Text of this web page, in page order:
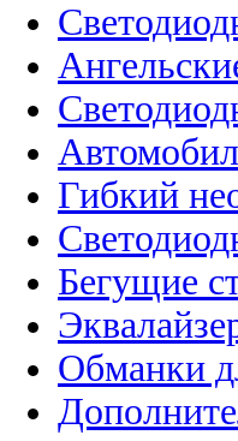
Гибкий
Бегущие
Обманки